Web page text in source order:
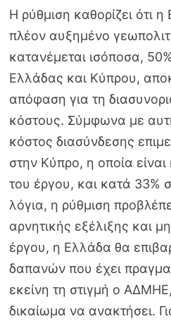
Η ρύθμιση καθορίζει ότι
πλέον αυξημένο
κατανέμεται ισόποσα,
Ελλάδας και Κύπρου,
απόφαση για τη
κόστους. Σύμφωνα με
κόστος διασύνδεσης
στην Κύπρο, η οποία
του έργου, και κατά
λόγια, η ρύθμιση
αρνητικής εξέλιξης και
έργου, η Ελλάδα θα
δαπανών που έχει
εκείνη τη στιγμή ο Α∆ΜΗΕ,
δικαίωμα να ανακτήσει.